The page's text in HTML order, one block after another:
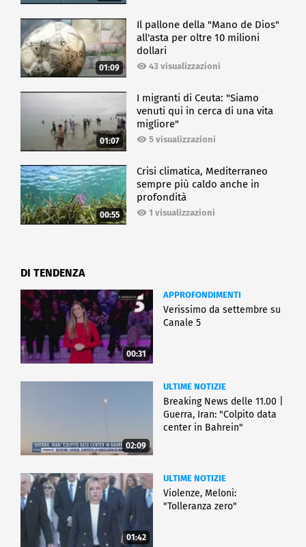
01:09
Il pallone della "Mano de Dios"
all'asta per oltre 10 milioni
dollari
43 visualizzazioni
01:07
I migranti di Ceuta: "Siamo
venuti qui in cerca di una vita
migliore"
5 visualizzazioni
00:55
Crisi climatica, Mediterraneo
sempre più caldo anche in
profondità
1 visualizzazioni
DI TENDENZA
00:31
APPROFONDIMENTI
Verissimo da settembre su
Canale 5
02:09
ULTIME NOTIZIE
Breaking News delle 11.00 |
Guerra, Iran: "Colpito data
center in Bahrein"
01:42
ULTIME NOTIZIE
Violenze, Meloni:
"Tolleranza zero"